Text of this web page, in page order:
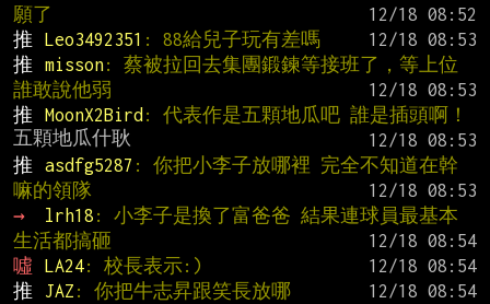
願了
推
Leo3492351 : 88給兒子玩有差嗎
推
misson: 蔡被拉回去集團鍛鍊等接班了，等上位
誰敢說他弱
推
MoonX2Bird : 代表作是五顆地瓜吧 誰是插頭啊！
推
asdfg5287 : 你把小李子放哪裡 完全不知道在幹
嘛的領隊
→
lrh18 : 小李子是換了富爸爸 結果連球員最基本
生活都搞砸
噓
LA24: 校長表示:)
推
JAZ : 你把牛志昇跟笑長放哪